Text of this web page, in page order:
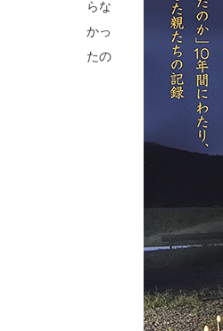
らな
かっ
たの